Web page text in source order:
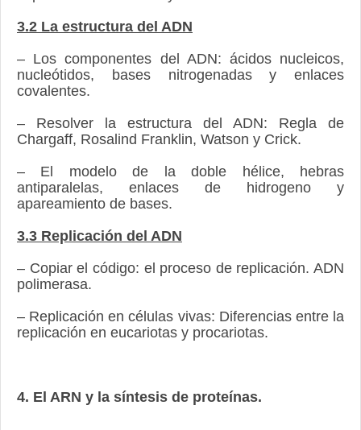
3.2 La estructura del ADN
– Los componentes del ADN: ácidos nucleicos,
nucleótidos, bases nitrogenadas y enlaces
covalentes.
– Resolver la estructura del ADN: Regla de
Chargaff, Rosalind Franklin, Watson y Crick.
– El modelo de la doble hélice, hebras
antiparalelas, enlaces de hidrogeno y
apareamiento de bases.
3.3 Replicación del ADN
– Copiar el código: el proceso de replicación. ADN
polimerasa.
– Replicación en células vivas: Diferencias entre la
replicación en eucariotas y procariotas.
4. El ARN y la síntesis de proteínas.